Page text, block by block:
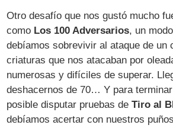
Otro desafío que nos gustó mucho
como Los 100 Adversarios, un
debíamos sobrevivir al ataque de un
criaturas que nos atacaban por
numerosas y difíciles de superar.
deshacernos de 70… Y para
posible disputar pruebas deTiro al
debíamos acertar con nuestros